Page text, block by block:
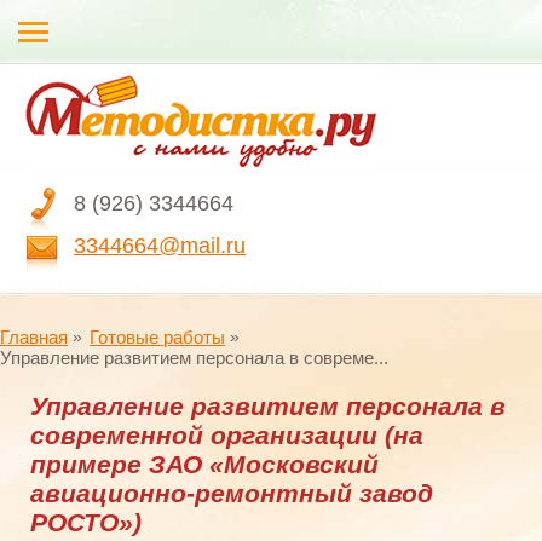
8 (926) 3344664
3344664@mail.ru
Главная
Готовые работы
Управление развитием персонала в совреме...
Управление развитием персонала в
современной организации (на
примере ЗАО «Московский
авиационно-ремонтный завод
РОСТО»)